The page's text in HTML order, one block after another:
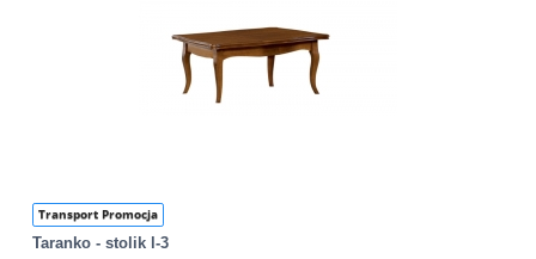
Transport Promocja
Taranko - stolik l-3